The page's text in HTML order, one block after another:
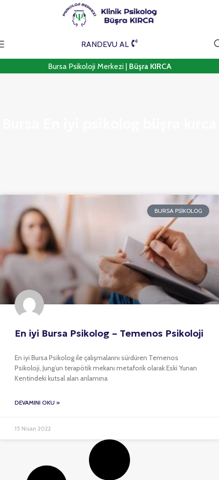
RANDEVU AL
Bursa Psikoloji Merkezi | Büşra KIRCA
BURSA PSIKOLOG
En iyi Bursa Psikolog – Temenos Psikoloji
En iyi Bursa Psikolog ile çalışmalarını sürdüren Temenos
Psikoloji, Jung’un terapötik mekanı metaforik olarak Eski Yunan
Kentindeki kutsal alan anlamına
DEVAMINI OKU »
15 Nisan 2022